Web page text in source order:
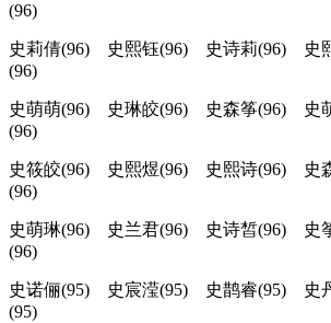
(96)
史莉倩(96) 史熙钰(96) 史诗莉(96) 史
(96)
史萌萌(96) 史琳皎(96) 史森筝(96) 史
(96)
史筱皎(96) 史熙煜(96) 史熙诗(96) 史
(96)
史萌琳(96) 史兰君(96) 史诗皙(96) 史
(96)
史诺俪(95) 史宸滢(95) 史鹊睿(95) 史
(95)